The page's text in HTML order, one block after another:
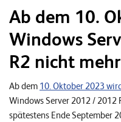
Ab dem 10.
Windows
R2 nicht
Ab dem 10. Oktober 2023
Windows Server 2012 / 2012
spätestens Ende September